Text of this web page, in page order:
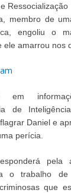
membro de
engoliu o
ele amarrou nos
em
de
Daniel e
perícia.
pela
o trabalho
que